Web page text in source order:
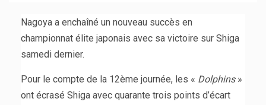
Nagoya a enchaîné un nouveau succès en
championnat élite japonais avec sa victoire sur Shiga
samedi dernier.
Pour le compte de la 12ème journée, les « Dolphins»
ont écrasé Shiga avec quarante trois points d’écart